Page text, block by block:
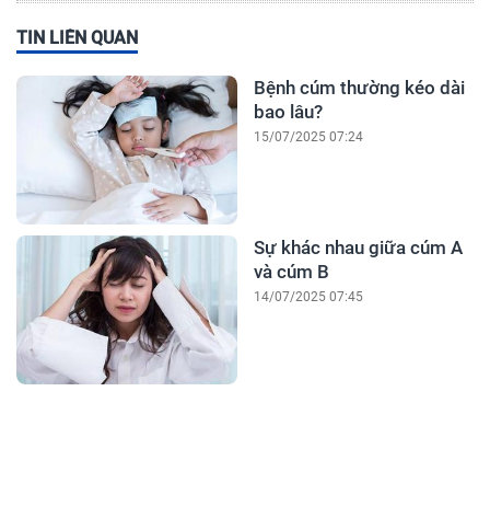
TIN LIÊN QUAN
Bệnh cúm thường kéo dài
bao lâu?
15/07/2025 07:24
Sự khác nhau giữa cúm A
và cúm B
14/07/2025 07:45